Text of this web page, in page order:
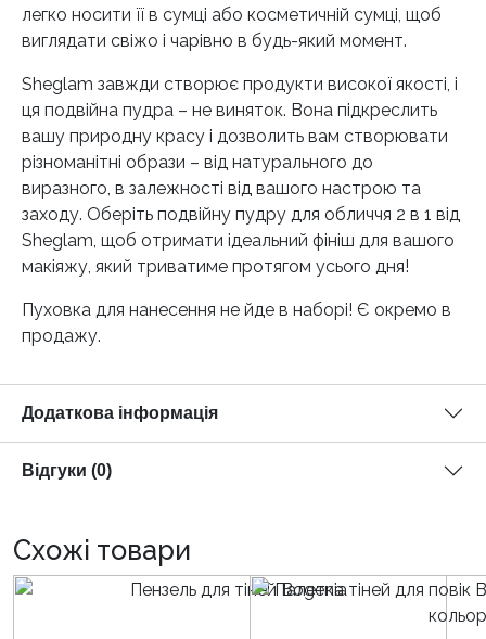
легко носити її в сумці або косметичній сумці, щоб
виглядати свіжо і чарівно в будь-який момент.
Sheglam завжди створює продукти високої якості, і
ця подвійна пудра – не виняток. Вона підкреслить
вашу природну красу і дозволить вам створювати
різноманітні образи – від натурального до
виразного, в залежності від вашого настрою та
заходу. Оберіть подвійну пудру для обличчя 2 в 1 від
Sheglam, щоб отримати ідеальний фініш для вашого
макіяжу, який триватиме протягом усього дня!
Пуховка для нанесення не йде в наборі! Є окремо в
продажу.
Додаткова інформація
Відгуки (0)
Схожі товари